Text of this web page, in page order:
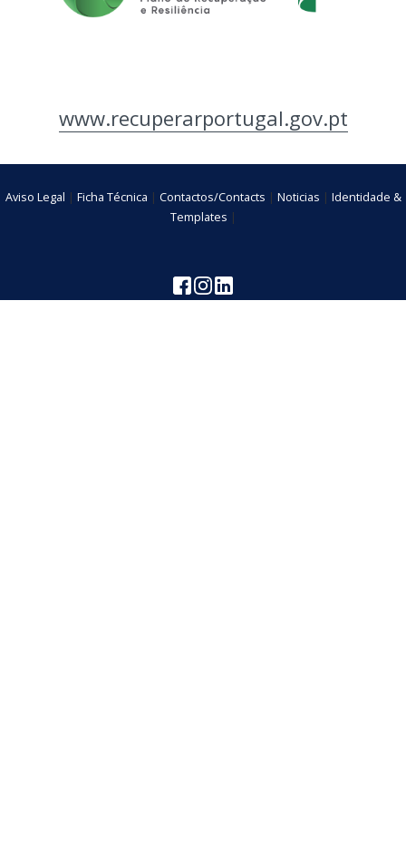
www.recuperarportugal.gov.pt
Aviso Legal | Ficha Técnica | Contactos/Contacts | Noticias | Identidade &
Templates |